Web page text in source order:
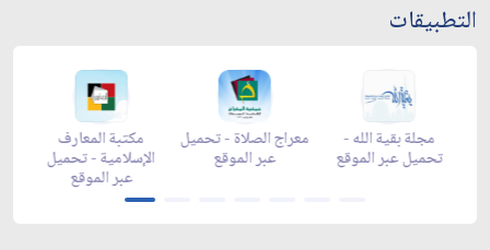
التطبيقات
معراج مجلة بقية الله -
تحميل عبر الموقع
زاد شهر رمضان -
تحميل عبر الموقع
زاد شهر رمضان -
appstore